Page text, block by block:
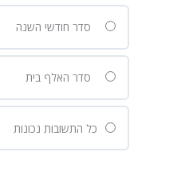
סדר חודשי השנה
סדר האלף בית
כל התשובות נכונות